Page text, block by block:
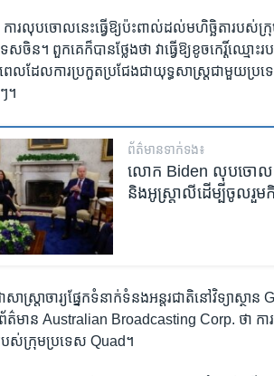
ា ការ​លុបចោល​នេះ​ធ្វើ​ឱ្យ​ប៉ះពាល់​ដល់​មហិច្ឆិតា​របស់​ក្
ចិន។ ពួកគេ​ក៏បាន​ថ្លែង​ថា វា​ធ្វើ​ឱ្យ​ខូច​កេរ្តិ៍ឈ្មោះ​
េល​ដែល​ការ​ប្រកួតប្រជែង​ជា​យុទ្ធសាស្រ្ត​ជាមួយ​ប្
។
ព័ត៌មាន​ទាក់ទង៖
លោក​​ Biden ​លុប​​ចោល​
និង​អូស្ត្រាលី​​ដើម្បី​ចូល​រួម​​​
ស្ត្រាចារ្យ​ផ្នែក​ទំនាក់ទំនង​អន្តរជាតិ​នៅ​វិទ្យាស្ថ
ត៌មាន Australian Broadcasting Corp. ថា ក
បស់​ក្រុម​ប្រទេស Quad។